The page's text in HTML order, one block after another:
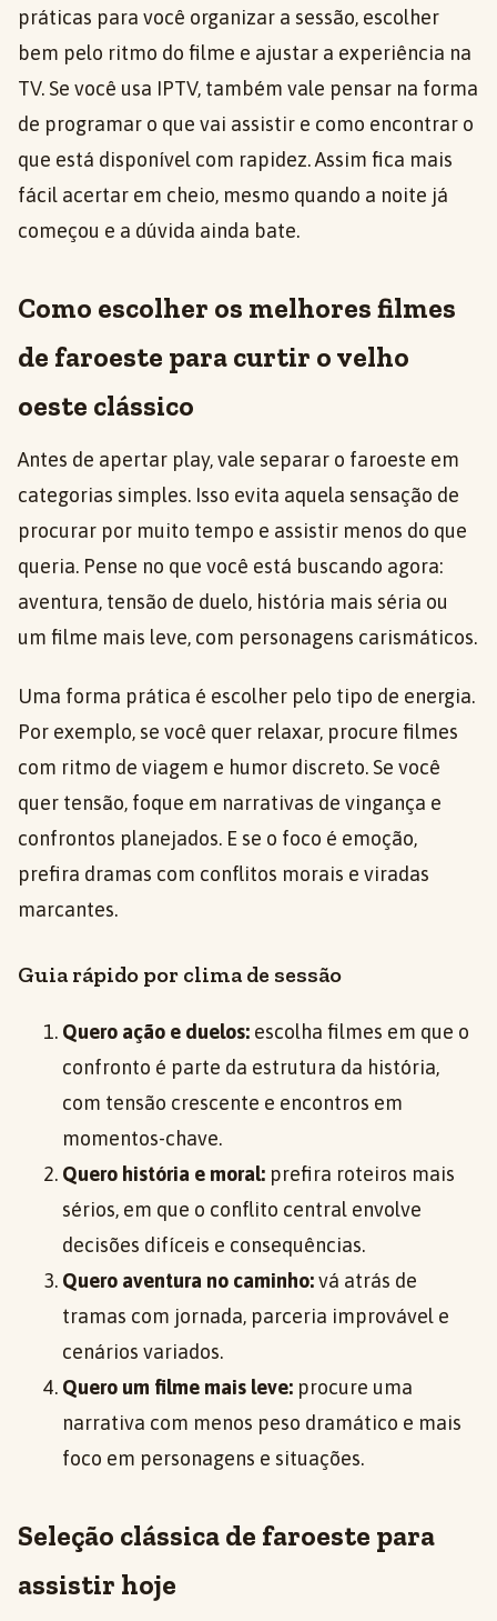
práticas para você organizar a sessão, escolher
bem pelo ritmo do filme e ajustar a experiência na
TV. Se você usa IPTV, também vale pensar na forma
de programar o que vai assistir e como encontrar o
que está disponível com rapidez. Assim fica mais
fácil acertar em cheio, mesmo quando a noite já
começou e a dúvida ainda bate.
Como escolher os melhores filmes
de faroeste para curtir o velho
oeste clássico
Antes de apertar play, vale separar o faroeste em
categorias simples. Isso evita aquela sensação de
procurar por muito tempo e assistir menos do que
queria. Pense no que você está buscando agora:
aventura, tensão de duelo, história mais séria ou
um filme mais leve, com personagens carismáticos.
Uma forma prática é escolher pelo tipo de energia.
Por exemplo, se você quer relaxar, procure filmes
com ritmo de viagem e humor discreto. Se você
quer tensão, foque em narrativas de vingança e
confrontos planejados. E se o foco é emoção,
prefira dramas com conflitos morais e viradas
marcantes.
Guia rápido por clima de sessão
Quero ação e duelos: escolha filmes em que o
confronto é parte da estrutura da história,
com tensão crescente e encontros em
momentos-chave.
Quero história e moral: prefira roteiros mais
sérios, em que o conflito central envolve
decisões difíceis e consequências.
Quero aventura no caminho:vá atrás de
tramas com jornada, parceria improvável e
cenários variados.
Quero um filme mais leve: procure uma
narrativa com menos peso dramático e mais
foco em personagens e situações.
Seleção clássica de faroeste para
assistir hoje